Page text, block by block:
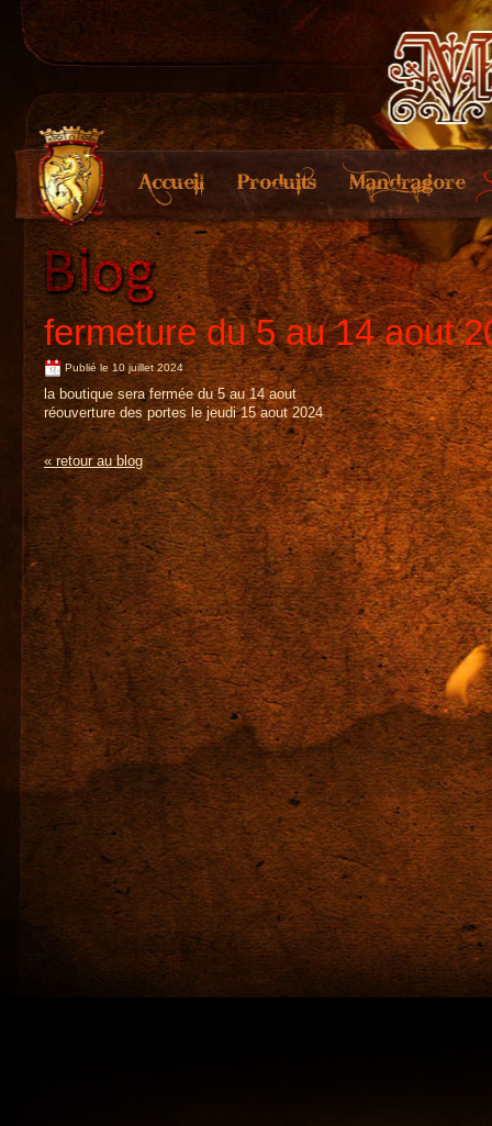
fermeture du 5 au 14 aout
Publié le 10 juillet 2024
la boutique sera fermée du 5 au 14 aout
réouverture des portes le jeudi 15 aout 2024
« retour au blog